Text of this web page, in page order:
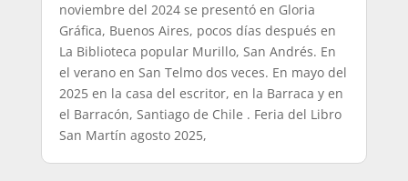
noviembre del 2024 se presentó en Gloria
Gráfica, Buenos Aires, pocos días después en
La Biblioteca popular Murillo, San Andrés. En
el verano en San Telmo dos veces. En mayo del
2025 en la casa del escritor, en la Barraca y en
el Barracón, Santiago de Chile . Feria del Libro
San Martín agosto 2025,